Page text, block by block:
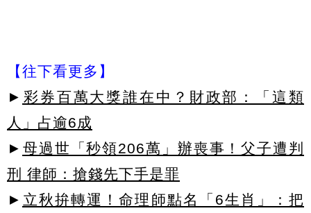
【往下看更多】
► 彩券百萬大獎誰在中？財政部：「這類
人」占逾6成
► 母過世「秒領206萬」辦喪事！父子遭判
刑 律師：搶錢先下手是罪
► 立秋拚轉運！命理師點名「6生肖」：把